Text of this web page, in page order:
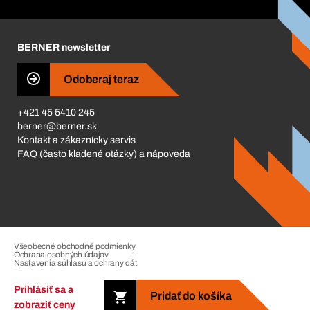
Prihlásiť sa a
zobraziť ceny
Pridať do košíka
Business Conduct
BERNER newsletter
Odoberaj teraz
+421 45 5410 245
berner@berner.sk
Kontakt a zákaznícky servis
FAQ (často kladené otázky) a nápoveda
Všeobecné obchodné podmienky
Ochrana osobných údajov
Nastavenia súhlasu a ochrany dát
Riadenie sťažností